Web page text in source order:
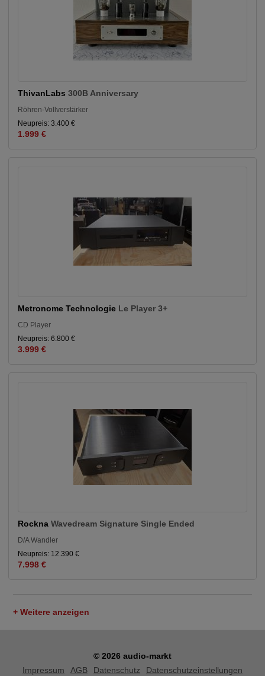
ThivanLabs 300B Anniversary
Röhren-Vollverstärker
Neupreis: 3.400 €
1.999 €
Metronome Technologie Le Player 3+
CD Player
Neupreis: 6.800 €
3.999 €
Rockna Wavedream Signature Single Ended
D/A Wandler
Neupreis: 12.390 €
7.998 €
+ Weitere anzeigen
© 2026 audio-markt
Impressum
AGB Datenschutz Datenschutzeinstellungen